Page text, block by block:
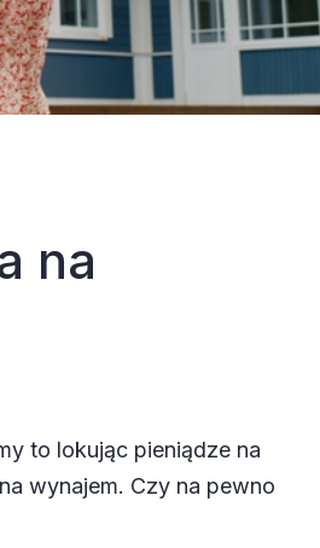
na
to lokując pieniądze na
wynajem. Czy na pewno